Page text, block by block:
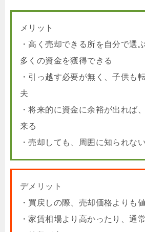
メリット
・高く売却できる所を自分で選
多くの資金を獲得できる
・引っ越す必要が無く、子供も
夫
・将来的に資金に余裕が出れば
来る
・売却しても、周囲に知られない
デメリット
・買戻しの際、売却価格よりも
・家賃相場より高かったり、通